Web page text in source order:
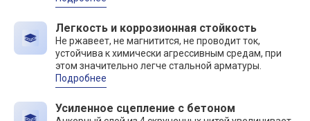
Легкость и коррозионная стойкость
Не ржавеет, не магнитится, не проводит ток,
устойчива к химически агрессивным средам, при
этом значительно легче стальной арматуры.
Подробнее
Усиленное сцепление с бетоном